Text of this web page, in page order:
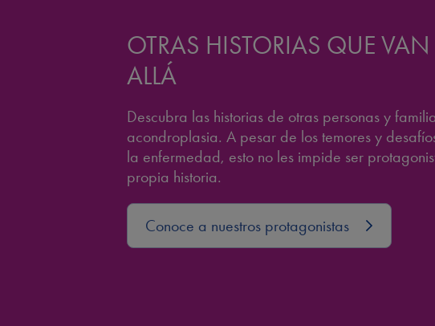
OTRAS HISTORIAS QUE
ALLÁ
Descubra las historias de otras personas y
acondroplasia. A pesar de los temores y
la enfermedad, esto no les impide ser
propia historia.
Conoce a nuestros protagonistas